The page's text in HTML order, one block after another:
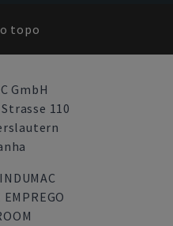
topo
GmbH
110
EMPREGO